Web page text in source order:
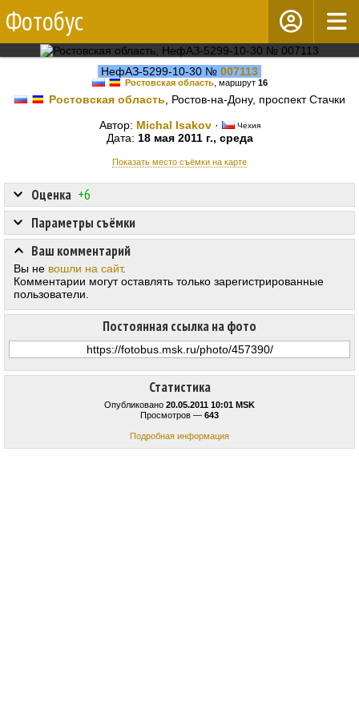
Фотобус
НефАЗ-5299-10-30 № 007113
Ростовская область, маршрут 16
Ростовская область , Ростов-на-Дону, проспект Стачки
Автор: Michal Isakov· Чехия
Дата: 18 мая 2011 г., среда
Показать место съёмки на карте
Статистика
Опубликовано 20.05.2011 10:01 MSK
Просмотров — 643
Подробная информация
Оценка +6
Постоянная ссылка на фото
Параметры съёмки
Ваш комментарий
Вы не вошли на сайт.
Комментарии могут оставлять только зарегистрированные
пользователи.